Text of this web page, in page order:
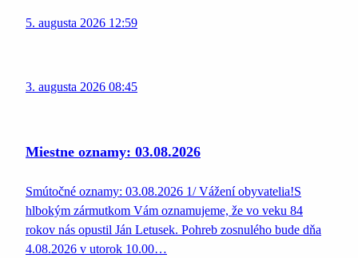
5. augusta 2026 12:59
3. augusta 2026 08:45
Miestne oznamy: 03.08.2026
Smútočné oznamy: 03.08.2026 1/ Vážení obyvatelia!S
hlbokým zármutkom Vám oznamujeme, že vo veku 84
rokov nás opustil Ján Letusek. Pohreb zosnulého bude dňa
4.08.2026 v utorok 10.00…